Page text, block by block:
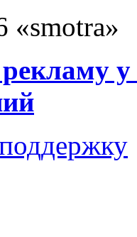
у